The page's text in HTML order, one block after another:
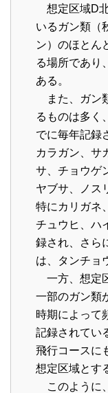
想定区域D
いるガン類（
ン）のほとん
る場所であり
ある。
また、ガン
るものは多く
でに毎年記録
カラガン、サ
サ、チョウゲ
ヤブサ、ノス
特にカリガネ
チュウヒ、ハ
録され、さら
は、タンチョ
一方、想定
一部のガン類
時期によって
記録されてい
飛行コースに
想定区域とす
このように